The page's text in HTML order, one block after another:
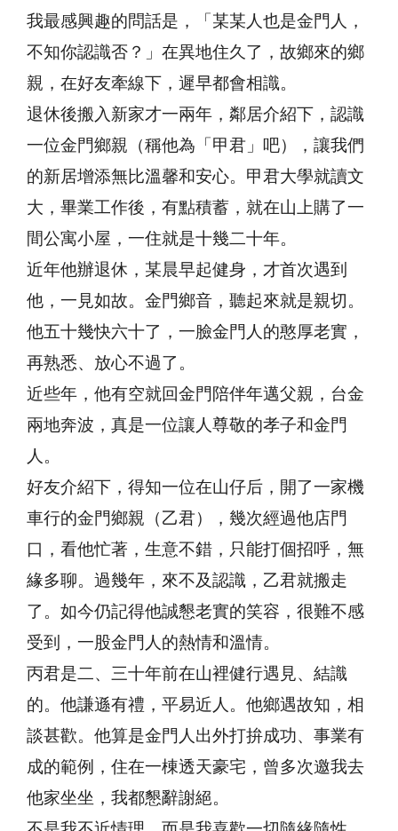
我最感興趣的問話是，「某某人也是金門人，
不知你認識否？」在異地住久了，故鄉來的鄉
親，在好友牽線下，遲早都會相識。
退休後搬入新家才一兩年，鄰居介紹下，認識
一位金門鄉親（稱他為「甲君」吧），讓我們
的新居增添無比溫馨和安心。甲君大學就讀文
大，畢業工作後，有點積蓄，就在山上購了一
間公寓小屋，一住就是十幾二十年。
近年他辦退休，某晨早起健身，才首次遇到
他，一見如故。金門鄉音，聽起來就是親切。
他五十幾快六十了，一臉金門人的憨厚老實，
再熟悉、放心不過了。
近些年，他有空就回金門陪伴年邁父親，台金
兩地奔波，真是一位讓人尊敬的孝子和金門
人。
好友介紹下，得知一位在山仔后，開了一家機
車行的金門鄉親（乙君），幾次經過他店門
口，看他忙著，生意不錯，只能打個招呼，無
緣多聊。過幾年，來不及認識，乙君就搬走
了。如今仍記得他誠懇老實的笑容，很難不感
受到，一股金門人的熱情和溫情。
丙君是二、三十年前在山裡健行遇見、結識
的。他謙遜有禮，平易近人。他鄉遇故知，相
談甚歡。他算是金門人出外打拚成功、事業有
成的範例，住在一棟透天豪宅，曾多次邀我去
他家坐坐，我都懇辭謝絕。